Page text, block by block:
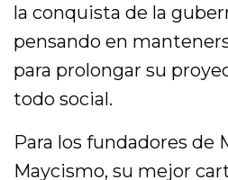
la conquista de la
pensando en
para prolongar su
todo social.
Para los fundadores de
Maycismo, su mejor